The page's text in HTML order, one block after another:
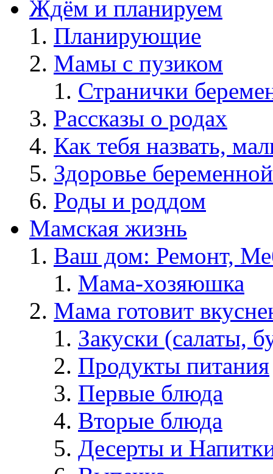
Ждём и планируем
Планирующие
Мамы с пузиком
Странички
Рассказы о родах
Как тебя назвать,
Здоровье беременной
Роды и роддом
Мамская жизнь
Ваш дом: Ремонт,
Мама-хозяюшка
Мама готовит
Закуски (салаты,
Продукты питания
Первые блюда
Вторые блюда
Десерты и